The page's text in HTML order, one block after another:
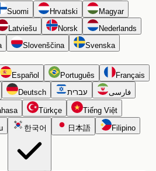
Suomi Hrvatski
Magyar
Latviešu Norsk
Nederlands
Slovenščina Svenska
Español Português
Français
Deutsch עברית فارسی
Türkçe
Tiếng Việt
한국어 日本語 Filipino